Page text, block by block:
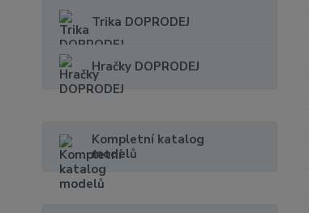
Trika DOPRODEJ
Hračky DOPRODEJ
Kompletní katalog
modelů